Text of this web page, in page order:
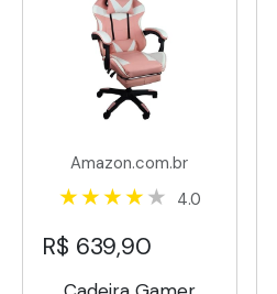
Amazon.com.br
4.0
R$ 639,90